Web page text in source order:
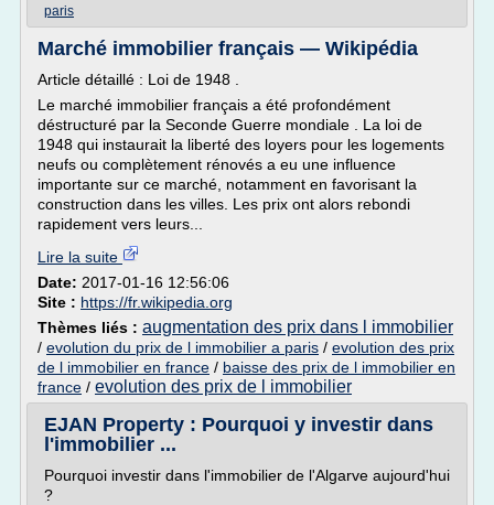
paris
Marché immobilier français — Wikipédia
Article détaillé : Loi de 1948 .
Le marché immobilier français a été profondément
déstructuré par la Seconde Guerre mondiale . La loi de
1948 qui instaurait la liberté des loyers pour les logements
neufs ou complètement rénovés a eu une influence
importante sur ce marché, notamment en favorisant la
construction dans les villes. Les prix ont alors rebondi
rapidement vers leurs...
Lire la suite
Date: 2017-01-16 12:56:06
Site : https://fr.wikipedia.org
Thèmes liés : augmentation des prix dans l immobilier
/ evolution du prix de l immobilier a paris / evolution des prix
de l immobilier en france / baisse des prix de l immobilier en
france / evolution des prix de l immobilier
EJAN Property : Pourquoi y investir dans
l'immobilier ...
Pourquoi investir dans l'immobilier de l'Algarve aujourd'hui
?